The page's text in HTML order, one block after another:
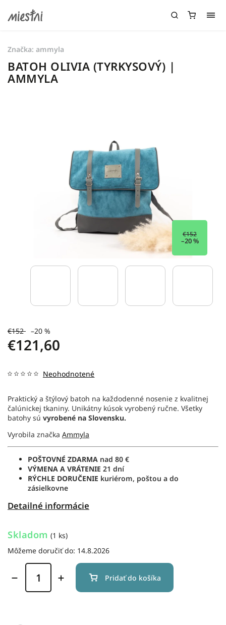
BATOH OLIVIA (TYRKYSOVÝ) |
AMMYLA
€152
–20 %
€152 –20 %
€121,60
Neohodnotené
Praktický a štýlový batoh na každodenné nosenie z kvalitnej
čalúnickej tkaniny. Unikátny kúsok vyrobený ručne. Všetky
batohy sú vyrobené na Slovensku.
Vyrobila značka Ammyla
POŠTOVNÉ ZDARMA nad 80 €
VÝMENA A VRÁTENIE 21 dní
RÝCHLE DORUČENIE kuriérom, poštou a do
zásielkovne
Detailné informácie
Značka: ammyla
Skladom (1 ks)
Môžeme doručiť do: 14.8.2026
Pridať do košíka